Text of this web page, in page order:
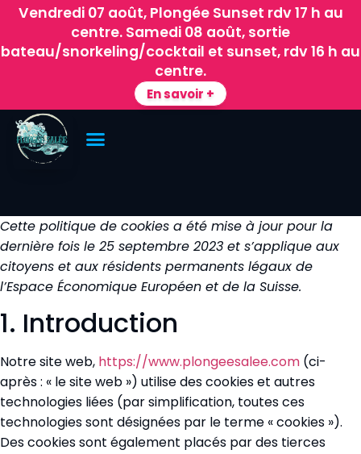
Vendredi 07 août, Plongée Sunset rdv 17 h au
centre. Samedi 08 août, sortie
bateau/snorkeling/cocktail et sunset, rdv 16 h au
centre.
En savoir +
Politique de cookies (UE)
Cette politique de cookies a été mise à jour pour la
dernière fois le 25 septembre 2023 et s’applique aux
citoyens et aux résidents permanents légaux de
l’Espace Économique Européen et de la Suisse.
1. Introduction
Notre site web, https://www.plongeesalee.com (ci-
après : « le site web ») utilise des cookies et autres
technologies liées (par simplification, toutes ces
technologies sont désignées par le terme « cookies »).
Des cookies sont également placés par des tierces